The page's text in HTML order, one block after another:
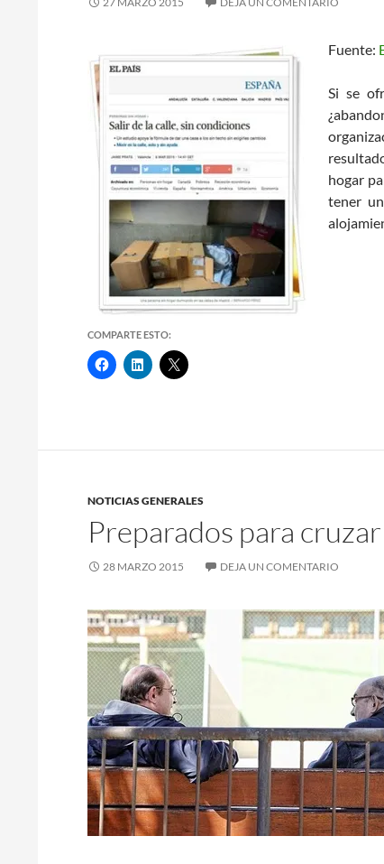
Fuente:
Si se
hogar
tener
COMPARTE ESTO:
NOTICIAS GENERALES
Preparados para
28 MARZO 2015 DEJA UN COMENTARIO